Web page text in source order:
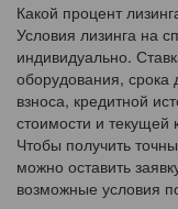
Какой процент
Условия лизинга на
индивидуально.
оборудования, срока
взноса, кредитной
стоимости и текущей
Чтобы получить
можно оставить
возможные условия